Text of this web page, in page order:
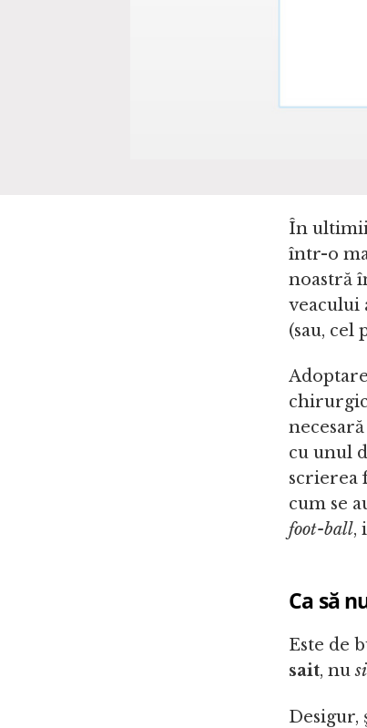
În ultimii
într-o
noastră
veacului
(sau, cel
cu unul
scrierea
cum se
foot-ball,
Ca să
Este de
sait, nu
Desigur,